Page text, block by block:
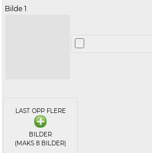
Bilde 1
LAST OPP FLERE
BILDER
(MAKS 8 BILDER)